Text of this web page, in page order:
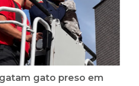
gato preso em